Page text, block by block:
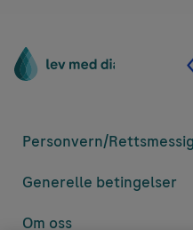
Personvern/Rettsmessig
Generelle betingelser
Om oss